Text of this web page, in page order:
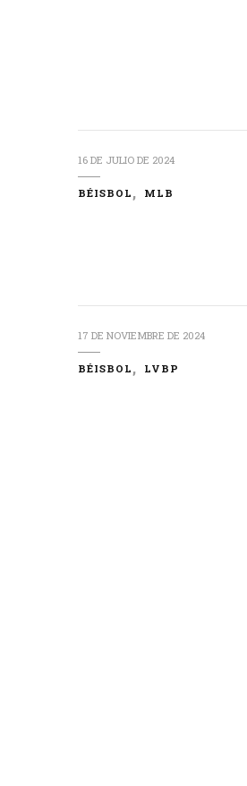
16 DE JULIO DE 2024
BÉISBOL MLB
17 DE NOVIEMBRE DE 2024
BÉISBOL LVBP